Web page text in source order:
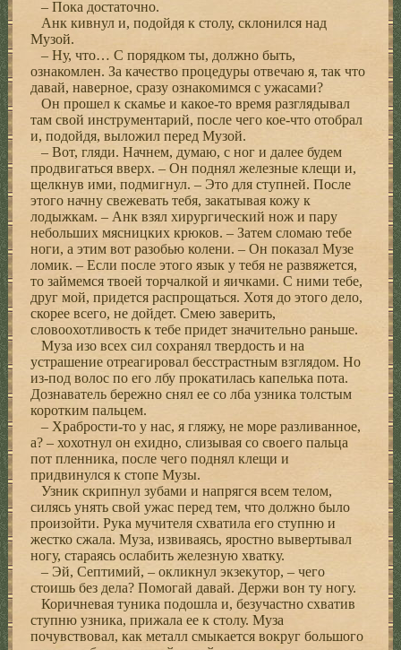
– Пока достаточно.
Анк кивнул и, подойдя к столу, склонился над
Музой.
– Ну, что… С порядком ты, должно быть,
ознакомлен. За качество процедуры отвечаю я, так что
давай, наверное, сразу ознакомимся с ужасами?
Он прошел к скамье и какое-то время разглядывал
там свой инструментарий, после чего кое-что отобрал
и, подойдя, выложил перед Музой.
– Вот, гляди. Начнем, думаю, с ног и далее будем
продвигаться вверх. – Он поднял железные клещи и,
щелкнув ими, подмигнул. – Это для ступней. После
этого начну свежевать тебя, закатывая кожу к
лодыжкам. – Анк взял хирургический нож и пару
небольших мясницких крюков. – Затем сломаю тебе
ноги, а этим вот разобью колени. – Он показал Музе
ломик. – Если после этого язык у тебя не развяжется,
то займемся твоей торчалкой и яичками. С ними тебе,
друг мой, придется распрощаться. Хотя до этого дело,
скорее всего, не дойдет. Смею заверить,
словоохотливость к тебе придет значительно раньше.
Муза изо всех сил сохранял твердость и на
устрашение отреагировал бесстрастным взглядом. Но
из-под волос по его лбу прокатилась капелька пота.
Дознаватель бережно снял ее со лба узника толстым
коротким пальцем.
– Храбрости-то у нас, я гляжу, не море разливанное,
а? – хохотнул он ехидно, слизывая со своего пальца
пот пленника, после чего поднял клещи и
придвинулся к стопе Музы.
Узник скрипнул зубами и напрягся всем телом,
силясь унять свой ужас перед тем, что должно было
произойти. Рука мучителя схватила его ступню и
жестко сжала. Муза, извиваясь, яростно вывертывал
ногу, стараясь ослабить железную хватку.
– Эй, Септимий, – окликнул экзекутор, – чего
стоишь без дела? Помогай давай. Держи вон ту ногу.
Коричневая туника подошла и, безучастно схватив
ступню узника, прижала ее к столу. Муза
почувствовал, как металл смыкается вокруг большого